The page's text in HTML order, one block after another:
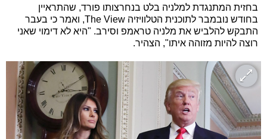
בחזית המתנגדת למלניה בלט בנחרצותו פורד, שהתראיין
בחודש נובמבר לתוכנית הטלוויזיה The View, ואמר כי בעבר
התבקש להלביש את מלניה טראמפ וסירב. "היא לא דימוי שאני
רוצה להיות מזוהה איתו", הצהיר.